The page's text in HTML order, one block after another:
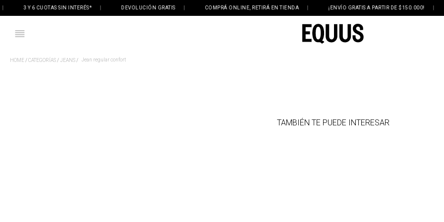
3 Y 6 CUOTAS SIN INTERÉS* | DEVOLUCIÓN GRATIS | COMPRÁ ONLINE, RETIRÁ EN TIENDA | ¡ENVÍO GRATIS A PARTIR DE $150.000! |
CATEGORÍAS JEANS Jean regular confort
TAMBIÉN TE PUEDE INTERESAR